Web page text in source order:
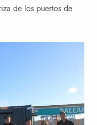
de los puertos de